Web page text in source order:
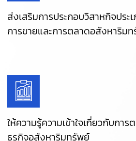
ส่งเสริมการประกอบวิสาหกิจประ
การขายและการตลาดอสังหาริม
ให้ความรู้ความเข้าใจเกี่ยวกับการ
ธุรกิจอสังหาริมทรัพย์